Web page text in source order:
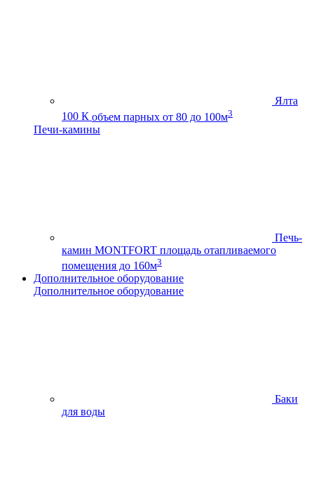
Ялта
100 К объем парных от 80 до 100м3
Печи-камины
Печь-
камин MONTFORT площадь отапливаемого
помещения до 160м3
Дополнительное оборудование
Дополнительное оборудование
Баки
для воды